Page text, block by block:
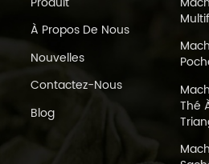
et
À Propos De Nous
Nouvelles
Contactez-Nous
Blog
Thé